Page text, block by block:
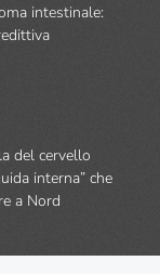
intestinale:
del cervello
interna” che
a Nord